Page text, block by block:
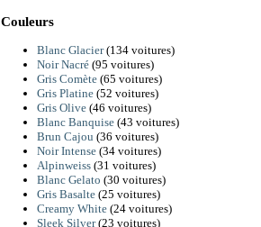
Couleurs
Blanc Glacier(134 voitures)
Noir Nacré(95 voitures)
Gris Comète(65 voitures)
Gris Platine(52 voitures)
Gris Olive(46 voitures)
Blanc Banquise(43 voitures)
Brun Cajou (36 voitures)
Noir Intense(34 voitures)
Alpinweiss(31 voitures)
Blanc Gelato (30 voitures)
Gris Basalte(25 voitures)
Creamy White(24 voitures)
Sleek Silver(23 voitures)